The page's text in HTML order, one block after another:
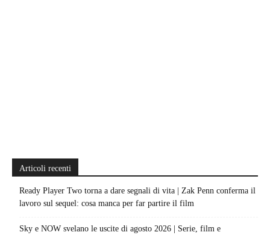
Articoli recenti
Ready Player Two torna a dare segnali di vita | Zak Penn conferma il
lavoro sul sequel: cosa manca per far partire il film
Sky e NOW svelano le uscite di agosto 2026 | Serie, film e